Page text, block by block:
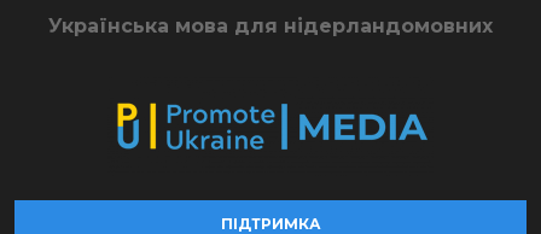
Українська мова для нідерландомовних
ПІДТРИМКА